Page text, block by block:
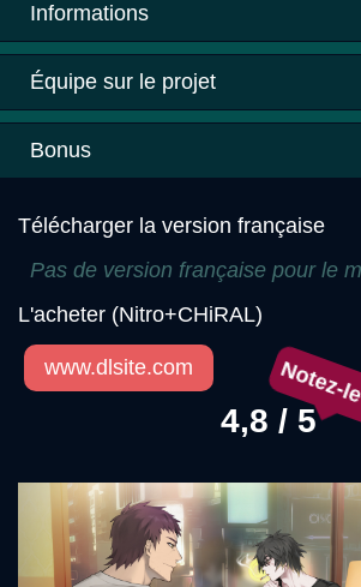
Informations
Équipe sur le projet
Bonus
Télécharger la version française
Pas de version française pour le
L'acheter (Nitro+CHiRAL)
www.dlsite.com Notez-
4,8 / 5
Précédent